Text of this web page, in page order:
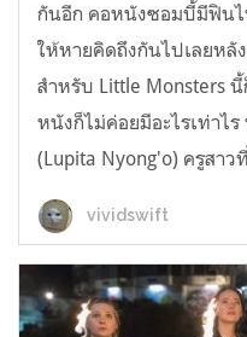
กันอีก คอหนังซอมบี้มีฟินไ
ให้หายคิดถึงกันไปเลยห
สำหรับ Little Monsters นี้
หนังก็ไม่ค่อยมีอะไรเท่าไ
(Lupita Nyong'o) ครูสาว
vividswift